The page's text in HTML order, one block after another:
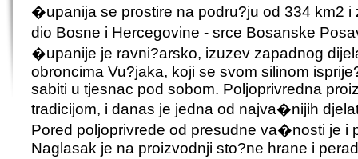
�upanija se prostire na podru?ju od 334 km2 i
dio Bosne i Hercegovine - srce Bosanske
�upanije je ravni?arsko, izuzev zapadnog
obroncima Vu?jaka, koji se svom silinom
sabiti u tjesnac pod sobom. Poljoprivredna
tradicijom, i danas je jedna od najva�nijih
Pored poljoprivrede od presudne va�nosti je i
Naglasak je na proizvodnji sto?ne hrane i